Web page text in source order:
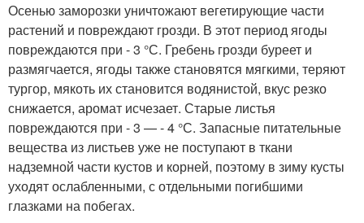
Осенью заморозки уничтожают вегетирующие части
растений и повреждают грозди. В этот период ягоды
повреждаются при - 3 °С. Гребень грозди буреет и
размягчается, ягоды также становятся мягкими, теряют
тургор, мякоть их становится водянистой, вкус резко
снижается, аромат исчезает. Старые листья
повреждаются при - 3 — - 4 °С. Запасные питательные
вещества из листьев уже не поступают в ткани
надземной части кустов и корней, поэтому в зиму кусты
уходят ослабленными, с отдельными погибшими
глазками на побегах.